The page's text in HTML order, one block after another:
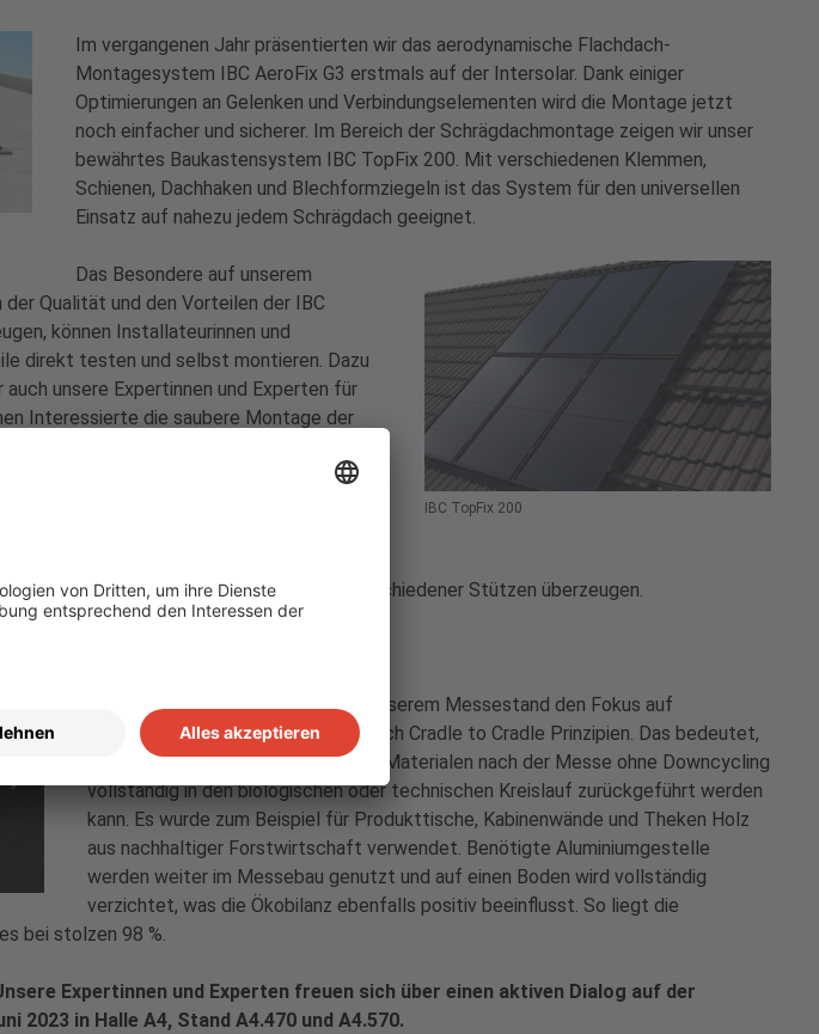
Im vergangenen Jahr präsentierten wir das aerodynamische Flachdach-
Montagesystem IBC AeroFix G3 erstmals auf der Intersolar. Dank einiger
Optimierungen an Gelenken und Verbindungselementen wird die Montage jetzt
noch einfacher und sicherer. Im Bereich der Schrägdachmontage zeigen wir unser
bewährtes Baukastensystem IBC TopFix 200. Mit verschiedenen Klemmen,
Schienen, Dachhaken und Blechformziegeln ist das System für den universellen
Einsatz auf nahezu jedem Schrägdach geeignet.
IBC TopFix 200
Das Besondere auf unserem
Qualität und den Vorteilen der IBC
können Installateurinnen und
direkt testen und selbst montieren. Dazu
unsere Expertinnen und Experten für
Interessierte die saubere Montage der
aufwendige Bearbeiten und Abflexen der
getestet werden. Und im Flachdachbereich
von der einfachen Montage verschiedener Stützen überzeugen.
Cradle Designprinzip
Auch in diesem Jahr legen wir bei unserem Messestand den Fokus auf
Nachhaltigkeit und bauen wieder nach Cradle to Cradle Prinzipien. Das bedeutet,
dass der Großteil der verwendeten Materialen nach der Messe ohne Downcycling
vollständig in den biologischen oder technischen Kreislauf zurückgeführt werden
kann. Es wurde zum Beispiel für Produkttische, Kabinenwände und Theken Holz
aus nachhaltiger Forstwirtschaft verwendet. Benötigte Aluminiumgestelle
werden weiter im Messebau genutzt und auf einen Boden wird vollständig
verzichtet, was die Ökobilanz ebenfalls positiv beeinflusst. So liegt die
bei stolzen 98 %.
Expertinnen und Experten freuen sich über einen aktiven Dialog auf der
2023 in Halle A4, Stand A4.470 und A4.570.